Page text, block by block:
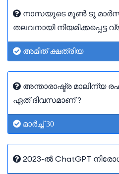
നാസയുടെ മൂൺ ടു മാർസ്
തലവനായി നിയമിക്കപ്പെട്ട
അമിത് ക്ഷത്രിയ
അന്താരാഷ്ട്ര മാലിന്യ
ഏത് ദിവസമാണ് ?
മാർച്ച് 30
2023-ൽ ChatGPT